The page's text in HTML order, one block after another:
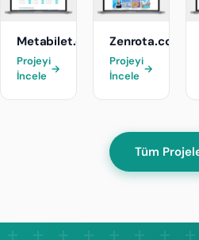
Metabilet.com
Projeyi
İncele
→
Zenrota.com
Projeyi
İncele
→
Tüm